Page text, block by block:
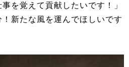
を覚えて貢献したいです！」
新たな風を運んでほしいです